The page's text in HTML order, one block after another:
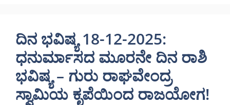
ದಿನ ಭವಿಷ್ಯ 18-12-2025:
ಧನುರ್ಮಾಸದ ಮೂರನೇ ದಿನ ರಾಶಿ
ಭವಿಷ್ಯ – ಗುರು ರಾಘವೇಂದ್ರ
ಸ್ವಾಮಿಯ ಕೃಪೆಯಿಂದ ರಾಜಯೋಗ!